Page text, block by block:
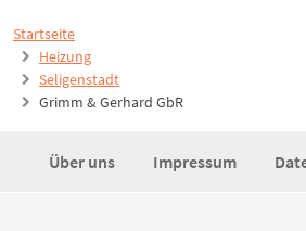
Startseite
Heizung
Seligenstadt
Grimm & Gerhard GbR
Über uns Impressum